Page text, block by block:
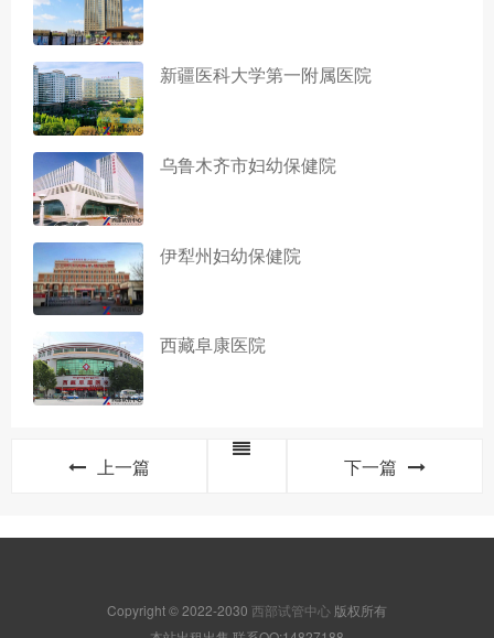
新疆医科大学第一附属医院
乌鲁木齐市妇幼保健院
伊犁州妇幼保健院
西藏阜康医院
上一篇 下一篇
Copyright © 2022-2030 西部试管中心 版权所有